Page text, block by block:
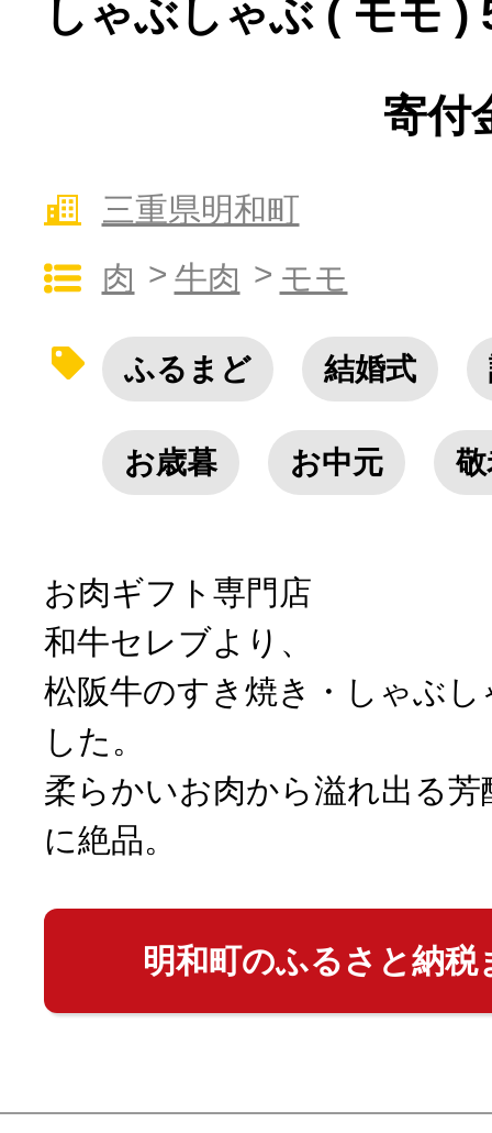
ふるさと納税の基礎知識
10秒ぴったり診断
自治体直営サイト特集
はじめるバイブルとは
よくあるご質問
しゃぶしゃぶ ( モモ )
寄付
三重県明和町
肉
牛肉 モモ
ふるまど 結婚式
お歳暮 お中元
お肉ギフト専門店
和牛セレブより、
松阪牛のすき焼き・しゃぶ
した。
柔らかいお肉から溢れ出る
に絶品。
明和町のふるさと納税